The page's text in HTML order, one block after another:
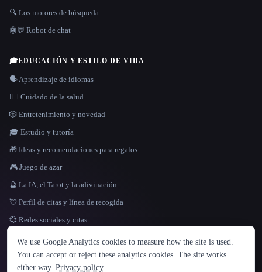
IDIOMA
English español Français Русский 简体中文
Hindi
🔍 Los motores de búsqueda
🤖💬 Robot de chat
🎓EDUCACIÓN Y ESTILO DE VIDA
🗣️ Aprendizaje de idiomas
👩‍⚕️ Cuidado de la salud
🎲 Entretenimiento y novedad
🎓 Estudio y tutoría
🎁 Ideas y recomendaciones para regalos
🎮 Juego de azar
🔮 La IA, el Tarot y la adivinación
💘 Perfil de citas y línea de recogida
💞 Redes sociales y citas
© 2026 That AI Collection. Todos los derechos reservados.
We use Google Analytics cookies to measure how the site is used.
You can accept or reject these analytics cookies. The site works
either way. Privacy policy.